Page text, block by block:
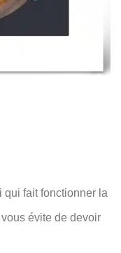
qui fait fonctionner la
évite de devoir